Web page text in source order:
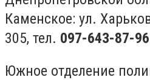
Каменское: ул.
305, тел. 097-643-87-96
Южное отделение